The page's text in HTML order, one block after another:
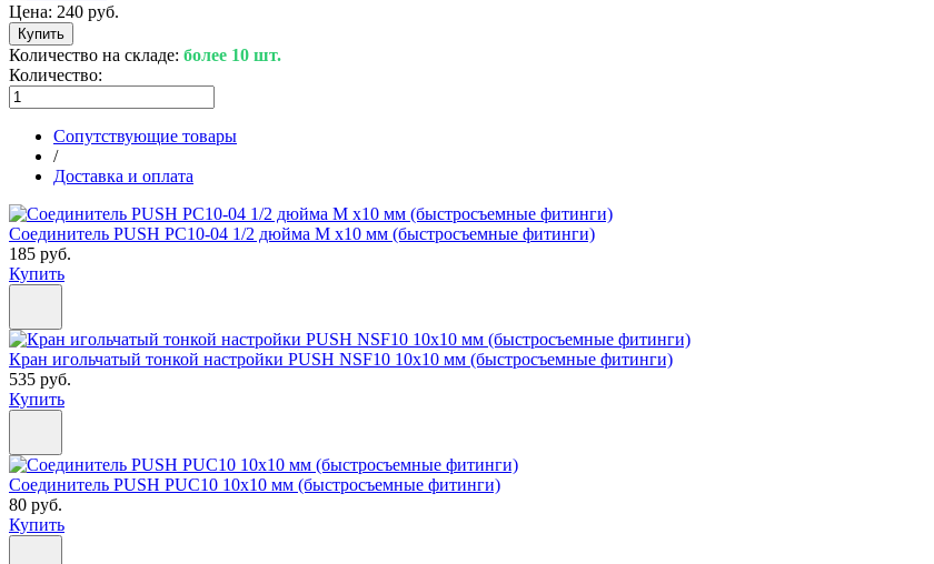
Цена: 240 руб.
Количество на складе: более 10 шт.
Количество:
Сопутствующие товары
/
Доставка и оплата
Соединитель PUSH PC10-04 1/2 дюйма M x10 мм (быстросъемные фитинги)
185 руб.
Купить
Кран игольчатый тонкой настройки PUSH NSF10 10х10 мм (быстросъемные фитинги)
535 руб.
Купить
Соединитель PUSH PUC10 10x10 мм (быстросъемные фитинги)
80 руб.
Купить